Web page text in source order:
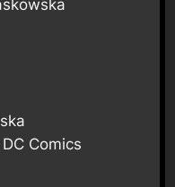
DC Comics